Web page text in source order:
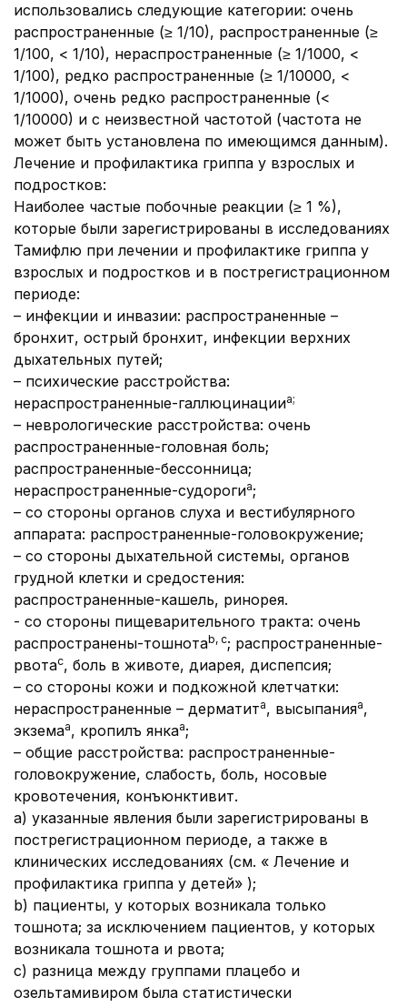
использовались следующие категории: очень
распространенные (≥ 1/10), распространенные (≥
1/100, < 1/10), нераспространенные (≥ 1/1000, <
1/100), редко распространенные (≥ 1/10000, <
1/1000), очень редко распространенные (<
1/10000) и с неизвестной частотой (частота не
может быть установлена по имеющимся данным).
Лечение и профилактика гриппа у взрослых и
подростков:
Наиболее частые побочные реакции (≥ 1 %),
которые были зарегистрированы в исследованиях
Тамифлю при лечении и профилактике гриппа у
взрослых и подростков и в пострегистрационном
периоде:
– инфекции и инвазии: распространенные –
бронхит, острый бронхит, инфекции верхних
дыхательных путей;
– психические расстройства:
нераспространенные-галлюцинацииа;
– неврологические расстройства: очень
распространенные-головная боль;
распространенные-бессонница;
нераспространенные-судорогиа;
– со стороны органов слуха и вестибулярного
аппарата: распространенные-головокружение;
– со стороны дыхательной системы, органов
грудной клетки и средостения:
распространенные-кашель, ринорея.
- со стороны пищеварительного тракта: очень
распространены-тошнотаb, c; распространенные-
рвотас, боль в животе, диарея, диспепсия;
– со стороны кожи и подкожной клетчатки:
нераспространенные – дерматита, высыпанияа,
экземаа, кропилъ янкаа;
– общие расстройства: распространенные-
головокружение, слабость, боль, носовые
кровотечения, конъюнктивит.
а) указанные явления были зарегистрированы в
пострегистрационном периоде, а также в
клинических исследованиях (см. « Лечение и
профилактика гриппа у детей» );
b) пациенты, у которых возникала только
тошнота; за исключением пациентов, у которых
возникала тошнота и рвота;
с) разница между группами плацебо и
озельтамивиром была статистически